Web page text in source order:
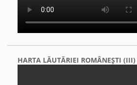
HARTA LĂUTĂRIEI ROMÂNEŞTI (III)